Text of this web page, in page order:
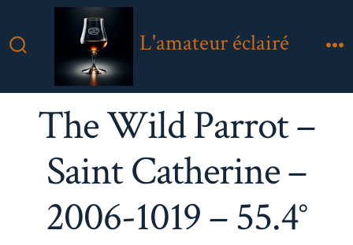
au
Bascule
Rechercher
L'amateur éclairé
The Wild Parrot –
Saint Catherine –
2006-1019 – 55.4°